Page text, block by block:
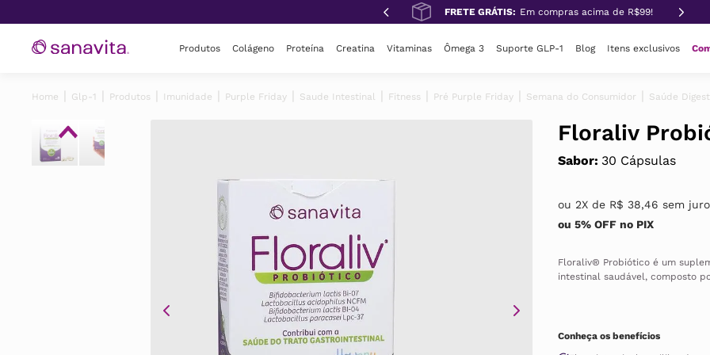
FRETE GRÁTIS: Em compras acima de R$99!
Produtos Colágeno Proteína Creatina Vitaminas Ômega 3 Suporte GLP-1 Blog Itens exclusivos
Glp-1 Produtos Imunidade Purple Friday Saude Intestinal Fitness Pré Purple Friday Semana do Consumidor Saúde
Floraliv
Sabor: 30 Cápsulas
ou 2X de R$ 38,46 sem
ou 5% OFF no PIX
Floraliv® Probiótico é um
intestinal saudável, composto
NCFM®, Lactobacillus
Bl-04®. Uma única cápsula
produto, os probióticos estão
Conheça os benefícios